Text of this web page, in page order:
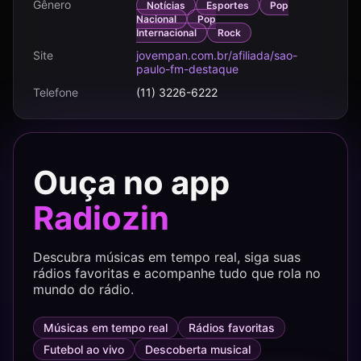
e transmissões esportivas que acompanham
futebol, Fórmula 1 e grandes eventos
internacionais. Vozes históricas do rádio
esportivo brasileiro, como Nilson César e José
Silvério, ajudaram a construir a forte conexão
da marca com os apaixonados por esporte.
Paulo e retransmissão em diversas cidades do
país por meio da Rede Jovem Pan FM, a
emissora mantém uma presença extremamente
forte no cotidiano dos ouvintes. Seu estilo ágil,
opinião forte e proximidade com o público
fizeram da rádio uma das mais lembradas do
Brasil. A Jovem Pan também se destaca pela
atuação multiplataforma, com transmissão ao
Gênero
Notícias Esportes
Pop
Nacional
Pop
Internacional
Rock
Site
jovempan.com.br/afiliada/sao-
paulo-fm-destaque
Telefone
(11) 3226-6222
Ouça no app
Radiozin
Descubra músicas em tempo real, siga suas
rádios favoritas e acompanhe tudo que rola no
mundo do rádio.
Músicas em tempo real
Rádios favoritas
Futebol ao vivo
Descoberta musical